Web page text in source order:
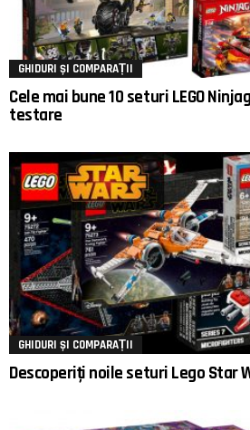
GHIDURI ȘI COMPARAȚII
Cele mai bune 10 seturi LEGO
testare
GHIDURI ȘI COMPARAȚII
Descoperiți noile seturi Lego Star